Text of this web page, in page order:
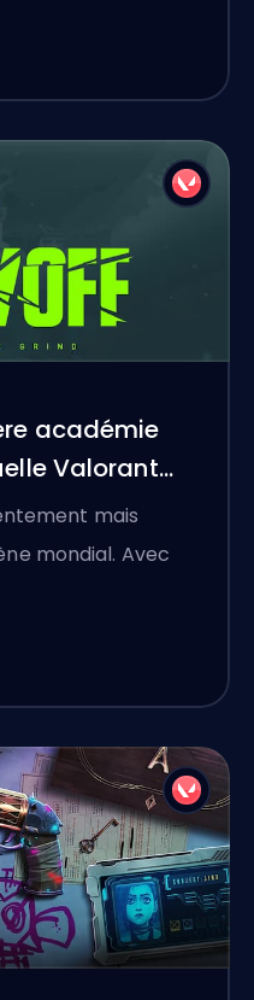
académie
Valorant
mais
mondial. Avec